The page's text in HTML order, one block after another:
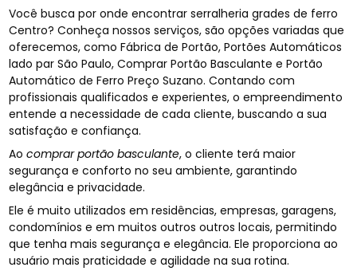
Você busca por onde encontrar serralheria grades de ferro
Centro? Conheça nossos serviços, são opções variadas que
oferecemos, como Fábrica de Portão, Portões Automáticos
lado par São Paulo, Comprar Portão Basculante e Portão
Automático de Ferro Preço Suzano. Contando com
profissionais qualificados e experientes, o empreendimento
entende a necessidade de cada cliente, buscando a sua
satisfação e confiança.
Aocomprar portão basculante, o cliente terá maior
segurança e conforto no seu ambiente, garantindo
elegância e privacidade.
Ele é muito utilizados em residências, empresas, garagens,
condomínios e em muitos outros outros locais, permitindo
que tenha mais segurança e elegância. Ele proporciona ao
usuário mais praticidade e agilidade na sua rotina.